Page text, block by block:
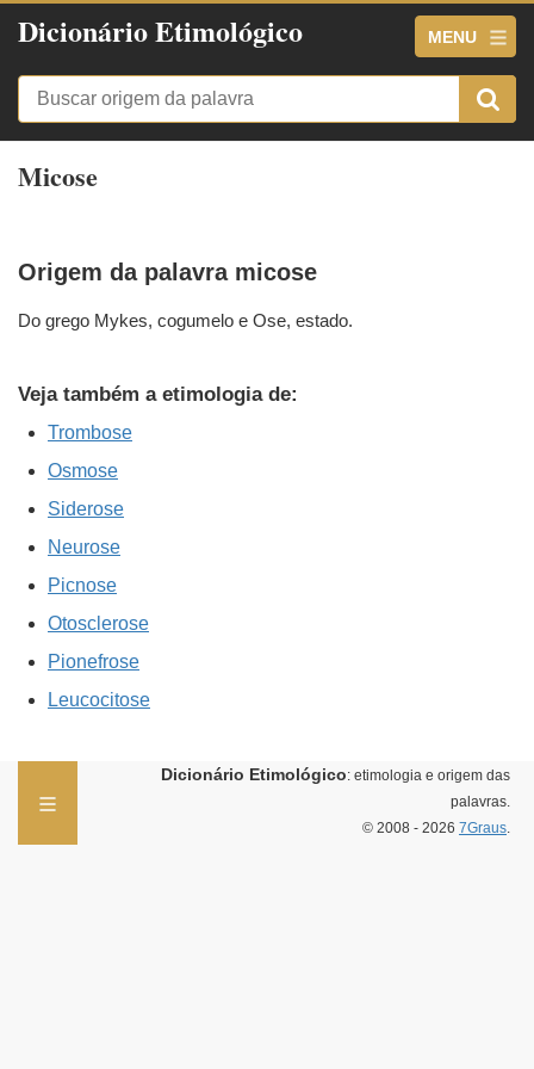
Dicionário Etimológico MENU
Micose
Origem da palavra micose
Do grego Mykes, cogumelo e Ose, estado.
Veja também a etimologia de:
Trombose
Osmose
Siderose
Neurose
Picnose
Otosclerose
Pionefrose
Leucocitose
Dicionário Etimológico: etimologia e origem das
palavras.
© 2008 - 2026 7Graus.